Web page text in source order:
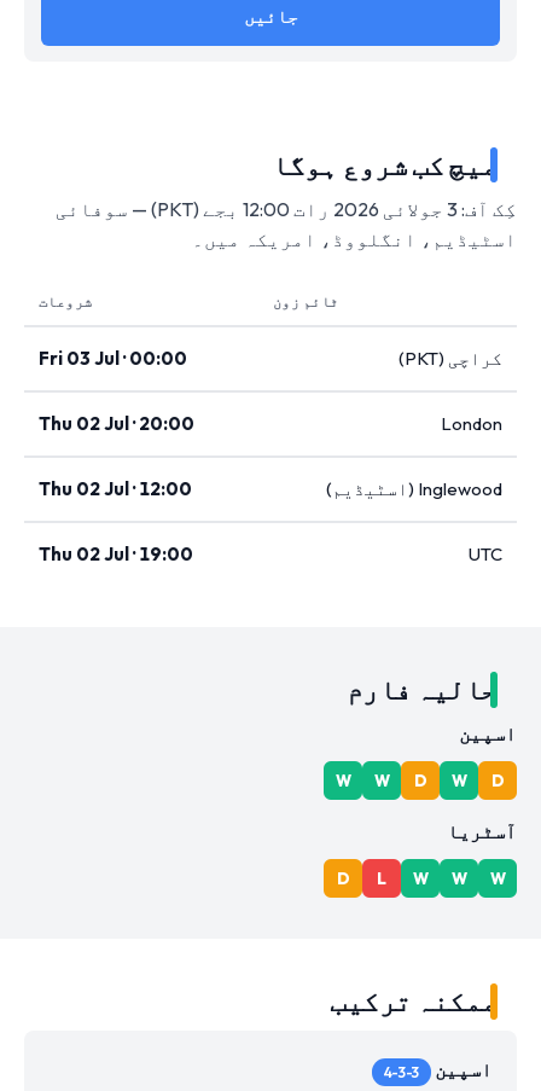
جائیں
میچ کب شروع ہوگا
کِک آف: 3 جولائی 2026 رات 12:00 بجے (PKT) — سوفائی
اسٹیڈیم، انگلووڈ، امریکہ میں۔
ٹائم زون شروعات
کراچی (PKT) Fri 03 Jul · 00:00
London
Thu 02 Jul · 20:00
Inglewood (اسٹیڈیم) Thu 02 Jul · 12:00
UTC
Thu 02 Jul · 19:00
حالیہ فارم
اسپین
D
W
D
W
W
آسٹریا
W
W
W
L
D
ممکنہ ترکیب
اسپین 4-3-3